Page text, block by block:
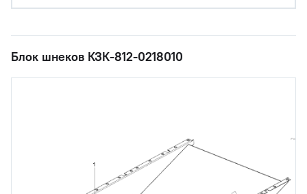
Блок шнеков КЗК-812-0218010